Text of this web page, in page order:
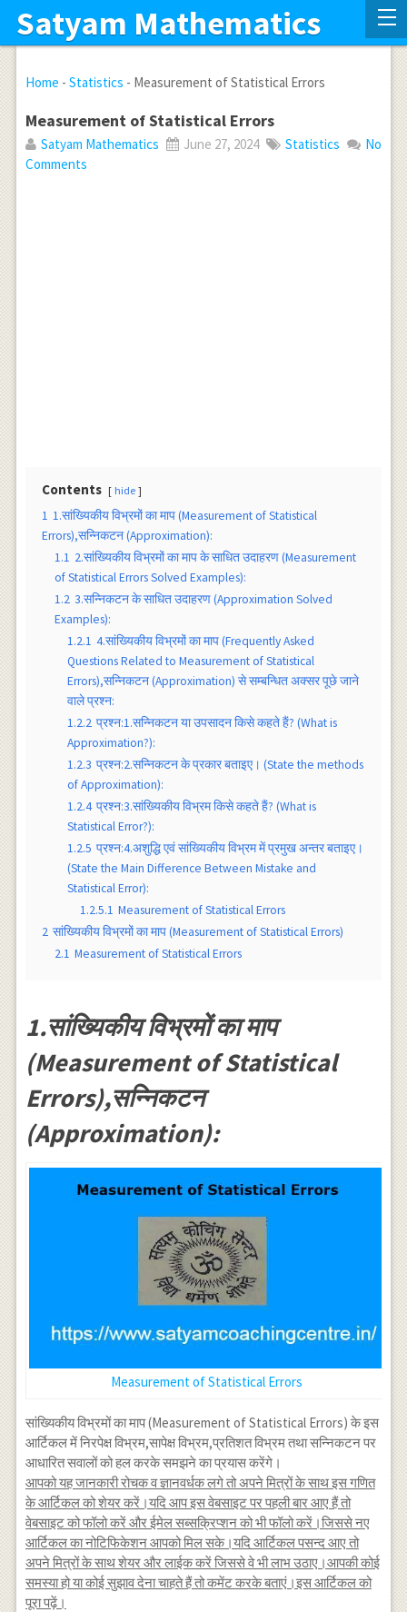
Satyam Mathematics
Home - Statistics - Measurement of Statistical Errors
Measurement of Statistical Errors
Satyam Mathematics June 27, 2024 Statistics
No
Comments
Contents hide
1 1.सांख्यिकीय विभ्रमों का माप (Measurement of Statistical
Errors),सन्निकटन (Approximation):
1.1 2.सांख्यिकीय विभ्रमों का माप के साधित उदाहरण (Measurement
of Statistical Errors Solved Examples):
1.2 3.सन्निकटन के साधित उदाहरण (Approximation Solved
Examples):
1.2.1 4.सांख्यिकीय विभ्रमों का माप (Frequently Asked
Questions Related to Measurement of Statistical
Errors),सन्निकटन (Approximation) से सम्बन्धित अक्सर पूछे जाने
वाले प्रश्न:
1.2.2 प्रश्न:1.सन्निकटन या उपसादन किसे कहते हैं? (What is
Approximation?):
1.2.3 प्रश्न:2.सन्निकटन के प्रकार बताइए। (State the methods
of Approximation):
1.2.4 प्रश्न:3.सांख्यिकीय विभ्रम किसे कहते हैं? (What is
Statistical Error?):
1.2.5 प्रश्न:4.अशुद्धि एवं सांख्यिकीय विभ्रम में प्रमुख अन्तर बताइए।
(State the Main Difference Between Mistake and
Statistical Error):
1.2.5.1 Measurement of Statistical Errors
2 सांख्यिकीय विभ्रमों का माप (Measurement of Statistical Errors)
2.1 Measurement of Statistical Errors
1.सांख्यिकीय विभ्रमों का माप
(Measurement of Statistical
Errors),सन्निकटन
(Approximation):
Measurement of Statistical Errors
सांख्यिकीय विभ्रमों का माप (Measurement of Statistical Errors) के इस
आर्टिकल में निरपेक्ष विभ्रम,सापेक्ष विभ्रम,प्रतिशत विभ्रम तथा सन्निकटन पर
आधारित सवालों को हल करके समझने का प्रयास करेंगे।
आपको यह जानकारी रोचक व ज्ञानवर्धक लगे तो अपने मित्रों के साथ इस गणित
के आर्टिकल को शेयर करें।यदि आप इस वेबसाइट पर पहली बार आए हैं तो
वेबसाइट को फॉलो करें और ईमेल सब्सक्रिप्शन को भी फॉलो करें।जिससे नए
आर्टिकल का नोटिफिकेशन आपको मिल सके।यदि आर्टिकल पसन्द आए तो
अपने मित्रों के साथ शेयर और लाईक करें जिससे वे भी लाभ उठाए।आपकी कोई
समस्या हो या कोई सुझाव देना चाहते हैं तो कमेंट करके बताएं।इस आर्टिकल को
पूरा पढ़ें।